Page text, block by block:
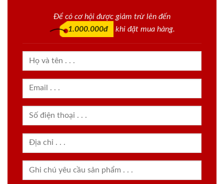
Để có cơ hội được giảm trừ lên đến
1.000.000đ
khi đặt mua hàng.